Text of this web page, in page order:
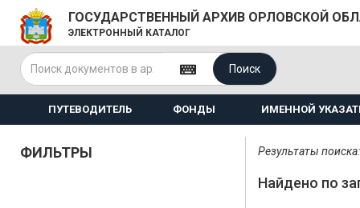
ГОСУДАРСТВЕННЫЙ АРХИВ ОРЛОВСКОЙ
ЭЛЕКТРОННЫЙ КАТАЛОГ
Поиск
ПУТЕВОДИТЕЛЬ ФОНДЫ ИМЕННОЙ
ФИЛЬТРЫ Результаты
Найдено по